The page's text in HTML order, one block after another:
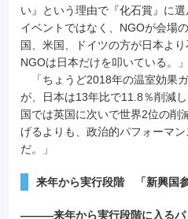
い』という理由で『化石賞』に
イベントではなく、NGOが会場
国、米国、ドイツの方が日本よ
NGOは日本だけを叩いている。」
「ちょうど2018年の温室効果
が、日本は13年比で11.8％削減
国では英国に次いで世界2位の削
げるよりも、政治的パフォーマ
だ。」
来年から実行段階 「新興国参
―――来年から実行段階に入るパ